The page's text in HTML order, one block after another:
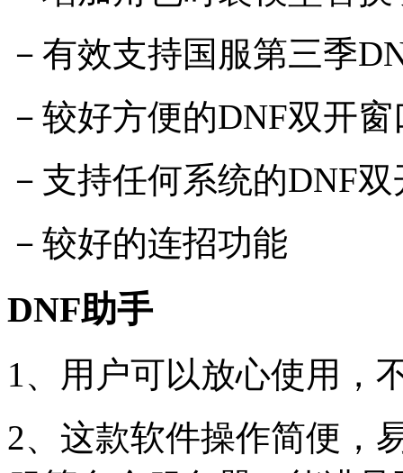
－有效支持国服第三季
－较好方便的DNF双开
－支持任何系统的DNF
－较好的连招功能
DNF助手
1、用户可以放心使用，
2、这款软件操作简便，